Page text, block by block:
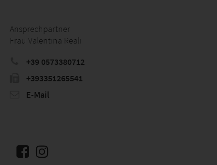
Ansprechpartner
Frau Valentina Reali
+39 0573380712
+393351265541
E-Mail